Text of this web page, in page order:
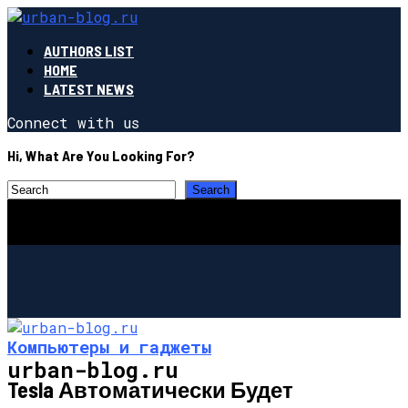
AUTHORS LIST
HOME
LATEST NEWS
Connect with us
Hi, What Are You Looking For?
urban-blog.ru
Компьютеры и гаджеты
Tesla Автоматически Будет